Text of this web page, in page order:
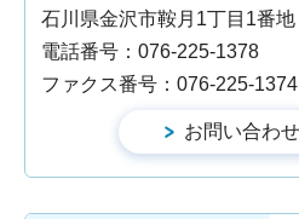
石川県金沢市鞍月1丁目1番地
電話番号：076-225-1378
ファクス番号：076-225-1374